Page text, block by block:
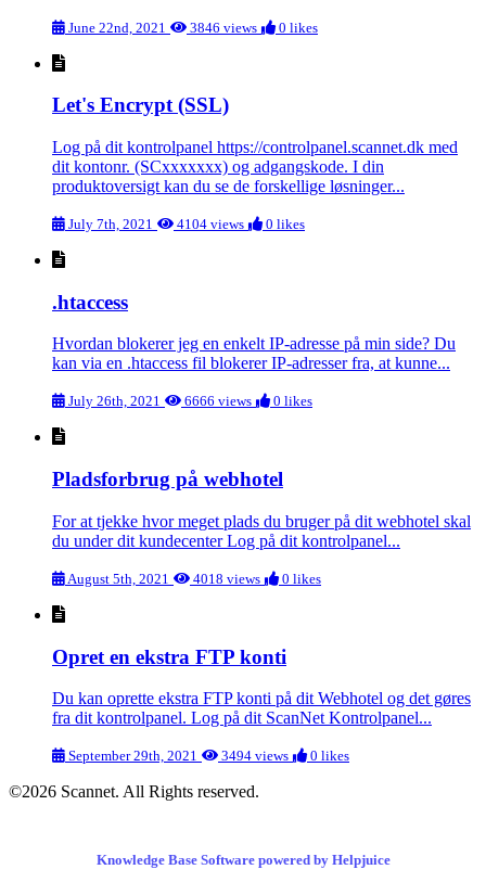
June 22nd, 2021 3846 views 0 likes
Let's Encrypt (SSL)
Log på dit kontrolpanel https://controlpanel.scannet.dk med
dit kontonr. (SCxxxxxxx) og adgangskode. I din
produktoversigt kan du se de forskellige løsninger...
July 7th, 2021 4104 views 0 likes
.htaccess
Hvordan blokerer jeg en enkelt IP-adresse på min side? Du
kan via en .htaccess fil blokerer IP-adresser fra, at kunne...
July 26th, 2021 6666 views 0 likes
Pladsforbrug på webhotel
For at tjekke hvor meget plads du bruger på dit webhotel skal
du under dit kundecenter Log på dit kontrolpanel...
August 5th, 2021 4018 views 0 likes
Opret en ekstra FTP konti
Du kan oprette ekstra FTP konti på dit Webhotel og det gøres
fra dit kontrolpanel. Log på dit ScanNet Kontrolpanel...
September 29th, 2021 3494 views 0 likes
©2026 Scannet. All Rights reserved.
Knowledge Base Software powered by Helpjuice